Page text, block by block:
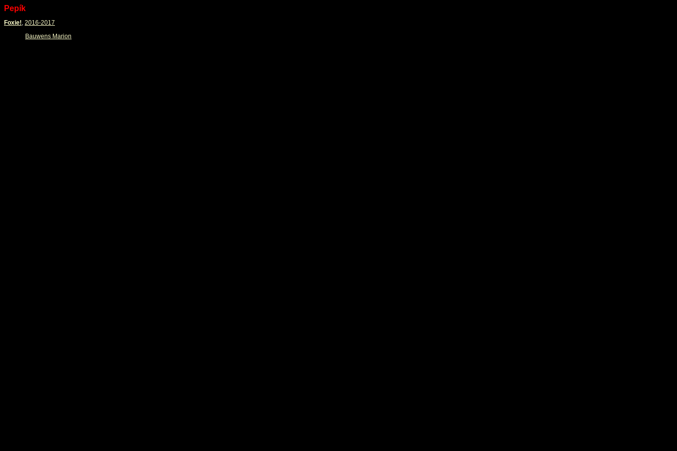
Pepík
Foxie!, 2016-2017
Bauwens Marion